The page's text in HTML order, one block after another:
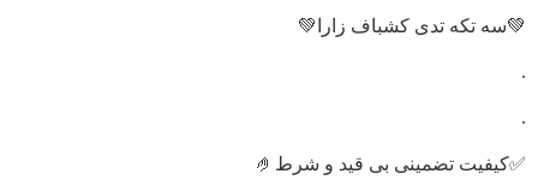
💚سه تکه تدی کشباف زارا💚
.
.
✅کیفیت تضمینی بی قید و شرط🤌